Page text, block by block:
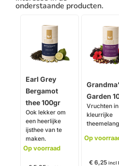
onderstaande producten.
Earl Grey
Bergamot
thee 100gr
Ook lekker om
een heerlijke
ijsthee van te
maken.
Op voorraad
Garden
Vruchten
kleurrijke
Op
€6,25 incl